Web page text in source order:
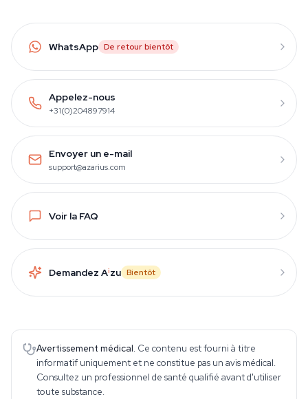
WhatsApp De retour bientôt
Appelez-nous
+31(0)204897914
Envoyer un e-mail
support@azarius.com
Voir la FAQ
Demandez Aizu Bientôt
Avertissement médical. Ce contenu est fourni à titre
informatif uniquement et ne constitue pas un avis médical.
Consultez un professionnel de santé qualifié avant d'utiliser
toute substance.